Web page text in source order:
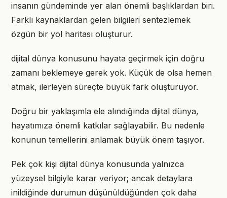
insanın gündeminde yer alan önemli başlıklardan biri.
Farklı kaynaklardan gelen bilgileri sentezlemek
özgün bir yol haritası oluşturur.
dijital dünya konusunu hayata geçirmek için doğru
zamanı beklemeye gerek yok. Küçük de olsa hemen
atmak, ilerleyen süreçte büyük fark oluşturuyor.
Doğru bir yaklaşımla ele alındığında dijital dünya,
hayatımıza önemli katkılar sağlayabilir. Bu nedenle
konunun temellerini anlamak büyük önem taşıyor.
Pek çok kişi dijital dünya konusunda yalnızca
yüzeysel bilgiyle karar veriyor; ancak detaylara
inildiğinde durumun düşünüldüğünden çok daha